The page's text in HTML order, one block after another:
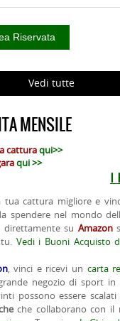
Vedi tutte
MENSILE
catturaqui>>
qui >>
I
tua cattura migliore e
spendere nel mondo
su Amazon
Vedi i Buoni Acquisto
, vinci e ricevi un carta
negozio di sport in
possono essere scalati
che collaborano con il